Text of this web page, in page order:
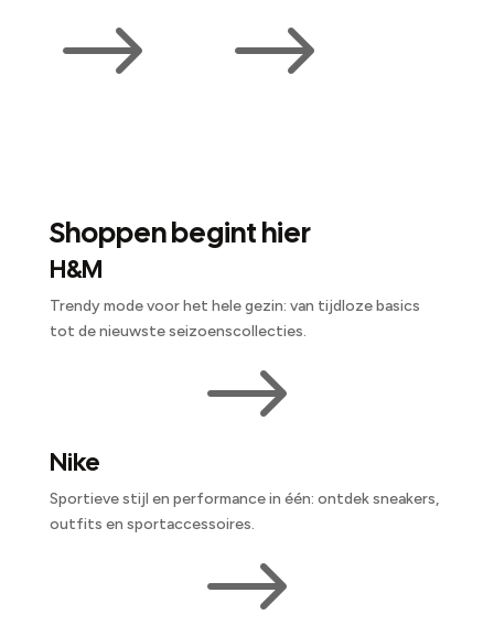
$ $
Shoppen begint hier
H&M
Trendy mode voor het hele gezin: van tijdloze basics
tot de nieuwste seizoenscollecties.
$
Nike
Sportieve stijl en performance in één: ontdek sneakers,
outfits en sportaccessoires.
$